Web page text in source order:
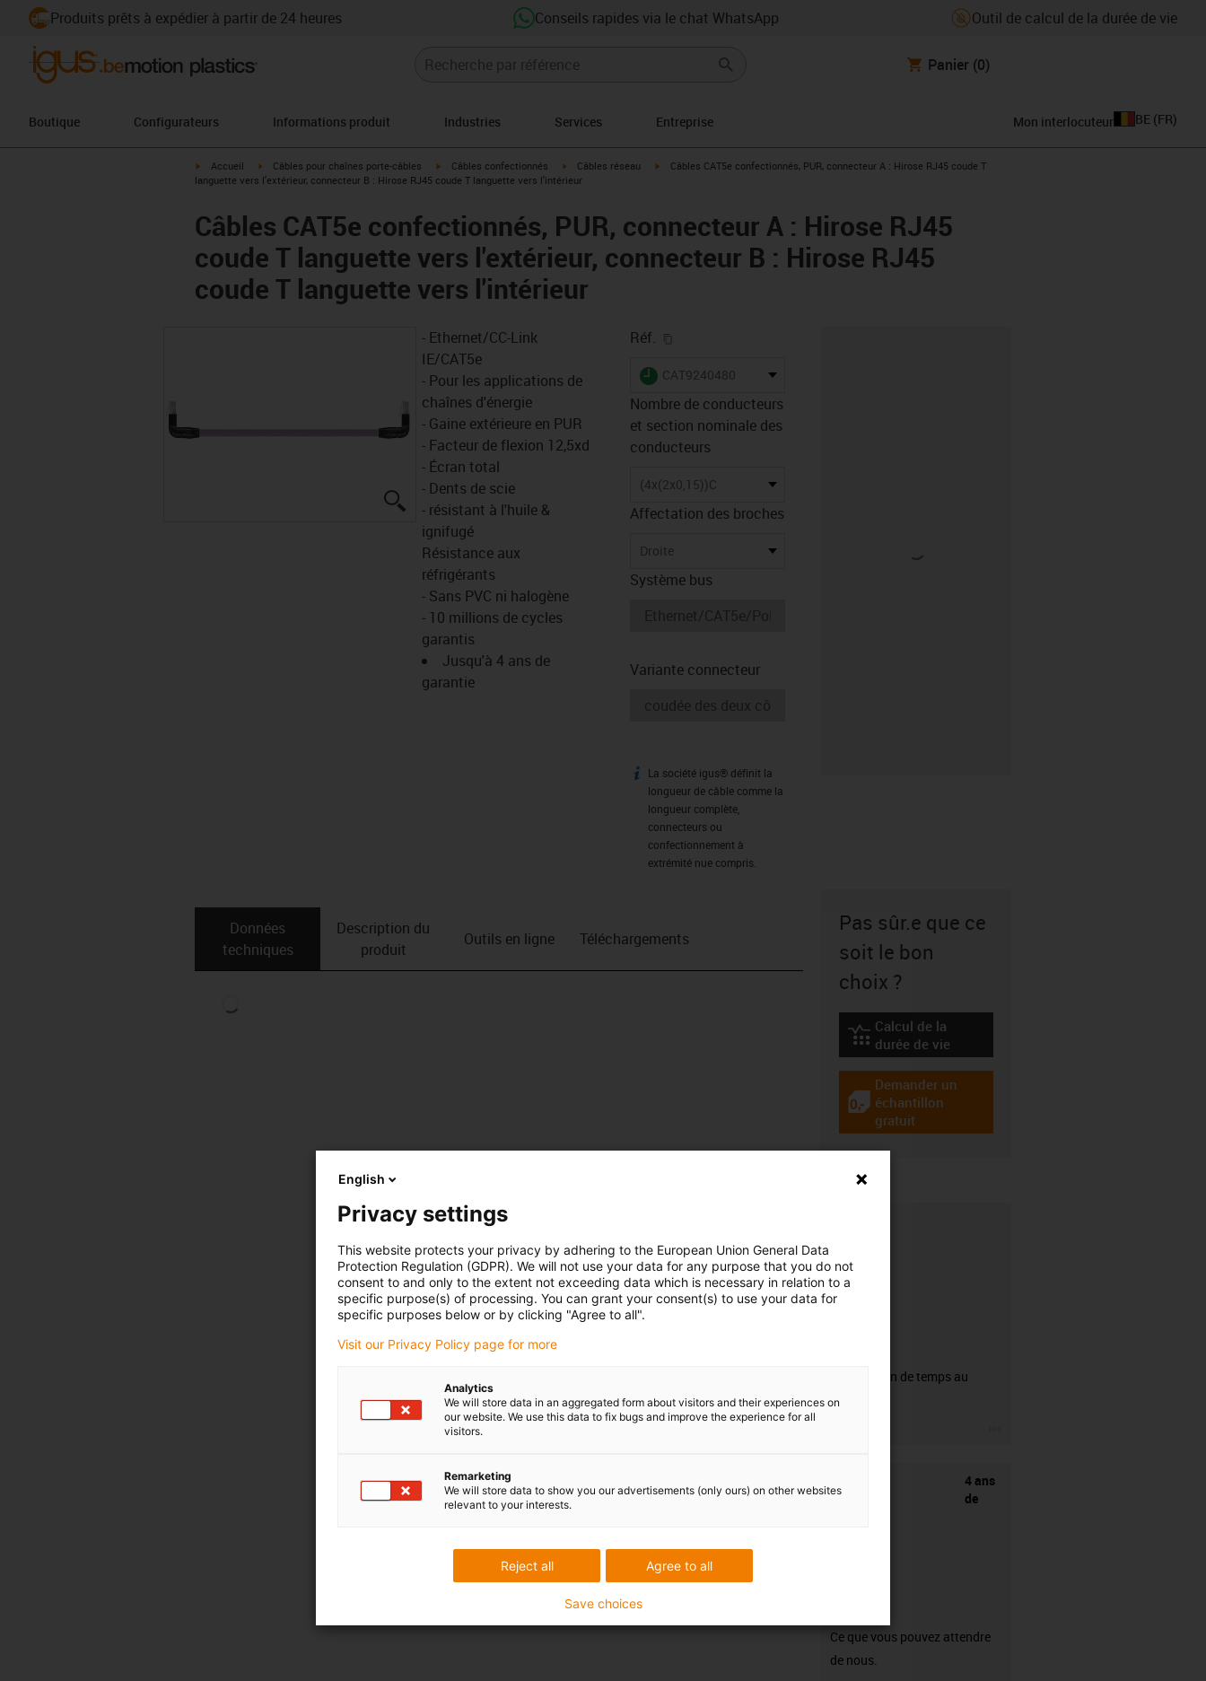
Produits prêts à expédier à partir de 24 heures Conseils rapides via le chat WhatsApp Outil de calcul de la durée de vie
Panier (0)
Boutique Configurateurs Informations produit Industries Services Entreprise Mon interlocuteur BE (FR)
igus-icon-arrow-right
Accueil igus-icon-arrow-right
Câbles pour chaînes porte-câbles igus-icon-arrow-right
Câbles confectionnés igus-icon-arrow-right
Câbles réseau igus-icon-arrow-right
Câbles CAT5e confectionnés, PUR, connecteur A : Hirose RJ45 coude T
languette vers l'extérieur, connecteur B : Hirose RJ45 coude T languette vers l'intérieur
Câbles CAT5e confectionnés, PUR, connecteur A : Hirose RJ45
coude T languette vers l'extérieur, connecteur B : Hirose RJ45
coude T languette vers l'intérieur
igus-icon-lupe
- Ethernet/CC-Link
IE/CAT5e
- Pour les applications de
chaînes d'énergie
- Gaine extérieure en PUR
- Facteur de flexion 12,5xd
- Écran total
- Dents de scie
- résistant à l'huile &
ignifugé
Résistance aux
réfrigérants
- Sans PVC ni halogène
- 10 millions de cycles
garantis
Jusqu'à 4 ans de
garantie
Réf.
igus-icon-lieferzeit
CAT9240480
Nombre de conducteurs
et section nominale des
conducteurs
(4x(2x0,15))C
Affectation des broches
Droite
Système bus
Variante connecteur
igus-icon-info
La société igus® définit la
longueur de câble comme la
longueur complète,
connecteurs ou
confectionnement à
extrémité nue compris.
Données
techniques
Description du
produit
Outils en ligne Téléchargements
Pas sûr.e que ce
soit le bon
choix ?
igus-icon-lebensdauerrechner
Calcul de la
durée de vie
igus-icon-gratismuster
Demander un
échantillon
gratuit
50% de gain de temps au
dénudage.
4 ans
de
Ce que vous pouvez attendre
de nous.
English
Privacy settings
This website protects your privacy by adhering to the European Union General Data
Protection Regulation (GDPR). We will not use your data for any purpose that you do not
consent to and only to the extent not exceeding data which is necessary in relation to a
specific purpose(s) of processing. You can grant your consent(s) to use your data for
specific purposes below or by clicking "Agree to all".
Visit our Privacy Policy page for more
Analytics
We will store data in an aggregated form about visitors and their experiences on
our website. We use this data to fix bugs and improve the experience for all
visitors.
Remarketing
We will store data to show you our advertisements (only ours) on other websites
relevant to your interests.
Agree to all
Reject all
Save choices